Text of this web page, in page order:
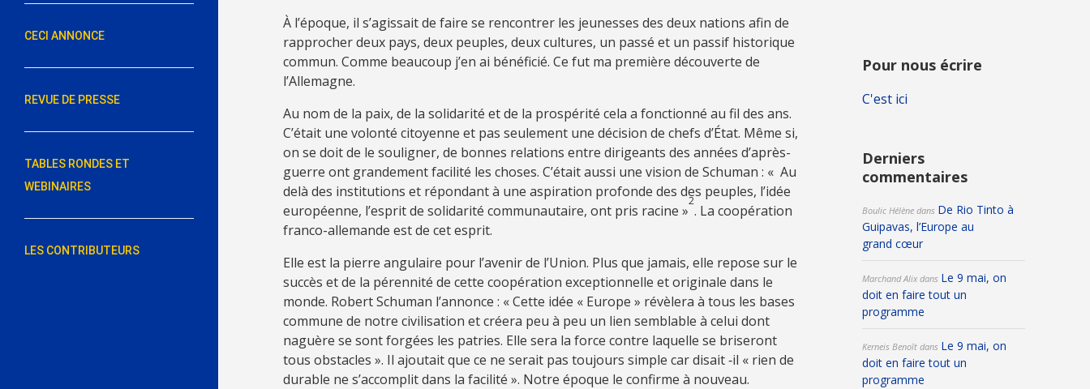
CECI ANNONCE
REVUE DE PRESSE
TABLES RONDES ET
WEBINAIRES
LES CONTRIBUTEURS
À l’époque, il s’agissait de faire se rencontrer les jeunesses des deux nations afin de
rapprocher deux pays, deux peuples, deux cultures, un passé et un passif historique
commun. Comme beaucoup j’en ai bénéficié. Ce fut ma première découverte de
l’Allemagne.
Au nom de la paix, de la solidarité et de la prospérité cela a fonctionné au fil des ans.
C’était une volonté citoyenne et pas seulement une décision de chefs d’État. Même si,
on se doit de le souligner, de bonnes relations entre dirigeants des années d’après-
guerre ont grandement facilité les choses. C’était aussi une vision de Schuman : « Au
delà des institutions et répondant à une aspiration profonde des des peuples, l’idée
européenne, l’esprit de solidarité communautaire, ont pris racine »
2
. La coopération
franco-allemande est de cet esprit.
Elle est la pierre angulaire pour l’avenir de l’Union. Plus que jamais, elle repose sur le
succès et de la pérennité de cette coopération exceptionnelle et originale dans le
monde. Robert Schuman l’annonce : « Cette idée « Europe » révèlera à tous les bases
commune de notre civilisation et créera peu à peu un lien semblable à celui dont
naguère se sont forgées les patries. Elle sera la force contre laquelle se briseront
tous obstacles ». Il ajoutait que ce ne serait pas toujours simple car disait ‑il « rien de
durable ne s’accomplit dans la facilité ». Notre époque le confirme à nouveau.
Pour nous écrire
C'est ici
Derniers
commentaires
Boulic Hélènedans De Rio Tinto à
Guipavas, l’Europe au
grand cœur
Marchand Alixdans Le 9 mai, on
doit en faire tout un
programme
Kerneis Benoîtdans Le 9 mai, on
doit en faire tout un
programme